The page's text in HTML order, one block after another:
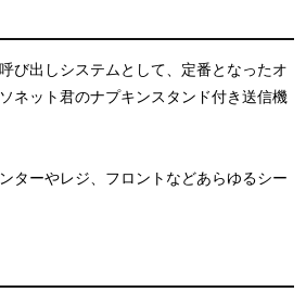
び出しシステムとして、定番となったオ
ネット君のナプキンスタンド付き送信機
ターやレジ、フロントなどあらゆるシー